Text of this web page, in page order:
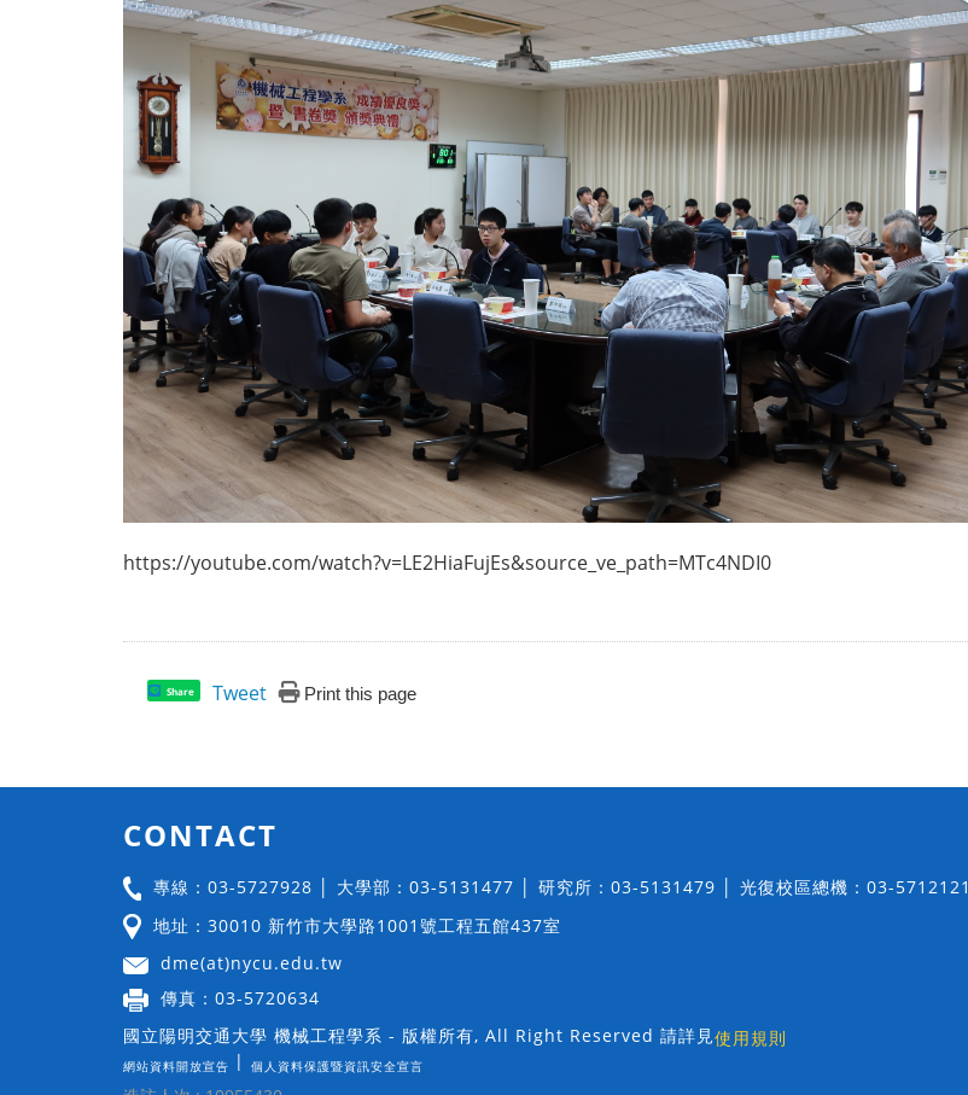
https://youtube.com/watch?v=LE2HiaFujEs&source_ve_path=MTc4NDI0
Share Tweet Print this page
CONTACT
專線：03-5727928 │ 大學部：03-5131477 │ 研究所：03-5131479 │ 光復校區總機：03-5712121
地址：30010 新竹市大學路1001號工程五館437室
dme(at)nycu.edu.tw
傳真：03-5720634
國立陽明交通大學 機械工程學系 - 版權所有, All Right Reserved 請詳見使用規則
網站資料開放宣告 | 個人資料保護暨資訊安全宣言